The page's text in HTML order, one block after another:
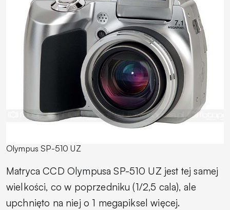
Olympus SP-510 UZ
Matryca CCD Olympusa SP-510 UZ jest tej samej
wielkości, co w poprzedniku (1/2,5 cala), ale
upchnięto na niej o 1 megapiksel więcej.